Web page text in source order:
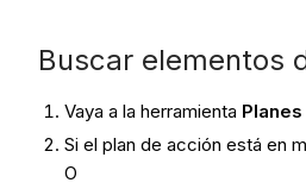
Buscar elementos
Vaya a la herramienta
Si el plan de acción está en
O